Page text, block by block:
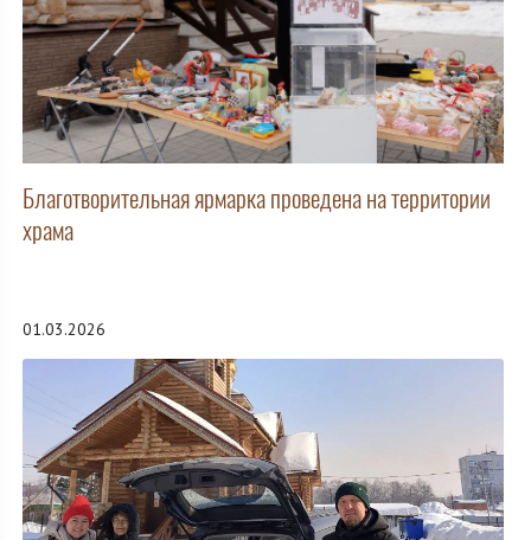
Благотворительная ярмарка проведена на территории
храма
01.03.2026